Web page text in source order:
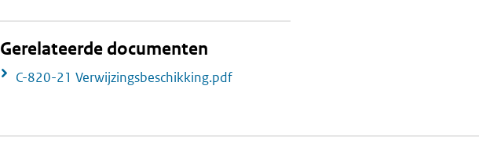
Gerelateerde documenten
C-820-21 Verwijzingsbeschikking.pdf